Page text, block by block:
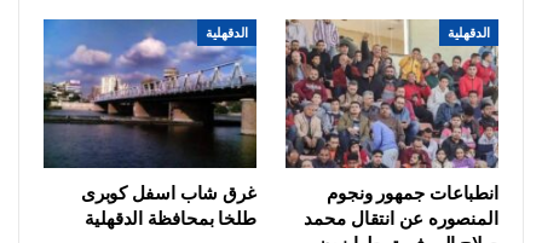
الدقهلية
انطباعات جمهور ونجوم
المنصوره عن انتقال محمد
الدقهلية
غرق شاب اسفل كوبرى
طلخا بمحافظة الدقهلية